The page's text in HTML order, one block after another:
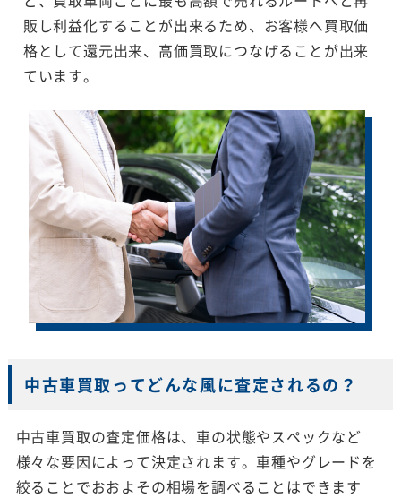
販し利益化することが出来るため、お客様へ買取価
格として還元出来、高価買取につなげることが出来
ています。
中古車買取ってどんな風に査定されるの？
中古車買取の査定価格は、車の状態やスペックなど
様々な要因によって決定されます。車種やグレードを
絞ることでおおよその相場を調べることはできます